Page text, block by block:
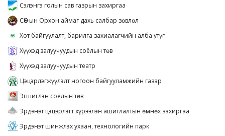
Сэлэнгэ голын сав газрын захиргаа
СӨХ-ын Орхон аймаг дахь салбар зөвлөл
Хот байгуулалт, барилга захиалагчийн алба утүг
Хүүхэд залуучуудын соёлын төв
Хүүхэд залуучуудын театр
Цэцэрлэгжүүлэлт ногоон байгууламжийн газар
Эгшиглэн соёлын төв
Эрдэнэт цэцэрлэгт хүрээлэн ашиглалтын өмнөх захиргаа
Эрдэнэт шинжлэх ухаан, технологийн парк